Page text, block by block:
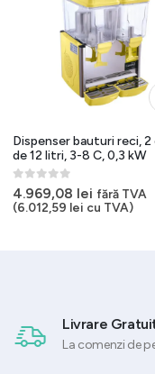
Dispenser bauturi reci, 2
de 12 litri, 3-8 C, 0,3 kW
0out of 5
4.969,08 lei fără TVA
(6.012,59 lei cu TVA)
Livrare
La comenzi de